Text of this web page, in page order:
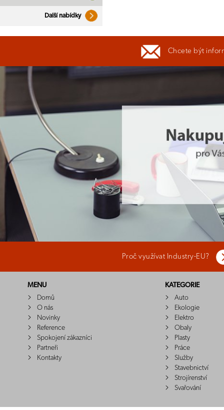
Další nabídky
Chcete být
Proč využívat Industry-EU?
MENU
Domů
O nás
Novinky
Reference
Spokojení zákazníci
Partneři
Kontakty
KATEGORIE
Auto
Ekologie
Elektro
Obaly
Plasty
Práce
Služby
Stavebnictví
Strojírenství
Svařování